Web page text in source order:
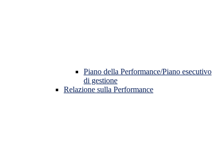
Piano della Performance/Piano esecutivo
di gestione
Relazione sulla Performance